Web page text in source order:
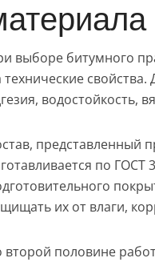
выборе битумного
технические
водостойкость,
представленный
по ГОСТ
их от влаги,
второй половине